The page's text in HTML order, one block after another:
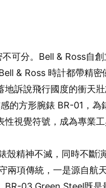
可分。Bell & Ross自
& Ross 時計都帶精密
地訴說飛行國度的衝天
的方形腕錶 BR-01，為
視覺符號，成為專業工
殼精神不滅，同時不斷
兩項傳統，一是源自航